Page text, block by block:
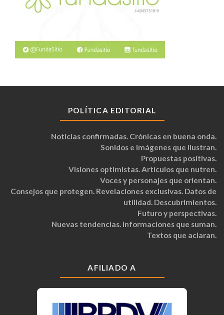
POLÍTICA EDITORIAL
Noticias confirmadas. Crónicas en buena onda.
Sonidos e imágenes que ilustran.
Propuestas positivas.
Visiones optimistas. Artículos que nutren.
Voces y personajes que orientan.
Consejos que protegen. Revelaciones exclusivas. Datos de
utilidad. Descubrimientos.
Futuro y perspectivas.
Nuevas tendencias. Informaciones que suman.
Textos que aclaran.
AFILIADO A